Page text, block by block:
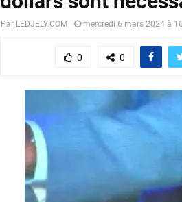
Par LEDJELY.COM mercredi 6 mars 2024 à
0 0